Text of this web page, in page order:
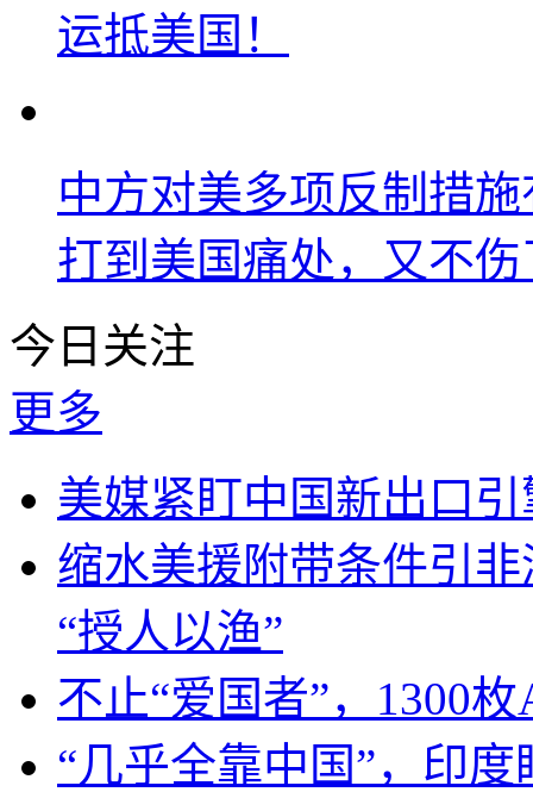
运抵美国！
中方对美多项反制措
打到美国痛处，又不
今日关注
更多
美媒紧盯中国新出口
缩水美援附带条件引
“授人以渔”
不止“爱国者”，1300
“几乎全靠中国”，印